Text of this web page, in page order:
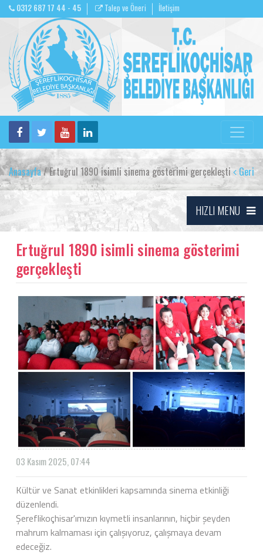
0312 687 17 44 - 45 Talep ve Öneri İletişim
Anasayfa/ Ertuğrul 1890 isimli sinema gösterimi gerçekleşti Geri
HIZLI MENU
Ertuğrul 1890 isimli sinema gösterimi
gerçekleşti
03 Kasım 2025, 07:44
Kültür ve Sanat etkinlikleri kapsamında sinema etkinliği
düzenlendi.
Şereflikoçhisar'ımızın kıymetli insanlarının, hiçbir şeyden
mahrum kalmaması için çalışıyoruz, çalışmaya devam
edeceğiz.